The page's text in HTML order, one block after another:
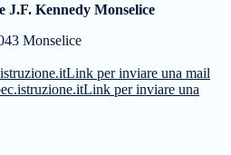
J.F. Kennedy Monselice
Monselice
Link per inviare una mail
Link per inviare una